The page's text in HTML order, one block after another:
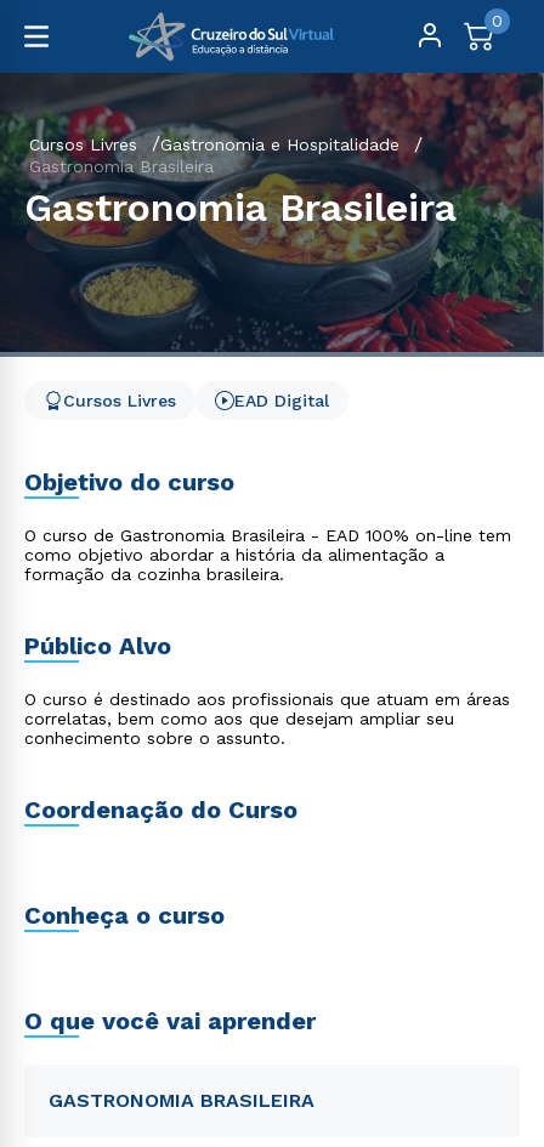
0
Cursos Livres
Gastronomia e Hospitalidade
Gastronomia Brasileira
Gastronomia Brasileira
Cursos Livres EAD Digital
Objetivo do curso
O curso de Gastronomia Brasileira - EAD 100% on-line tem
como objetivo abordar a história da alimentação a
formação da cozinha brasileira.
Público Alvo
O curso é destinado aos profissionais que atuam em áreas
correlatas, bem como aos que desejam ampliar seu
conhecimento sobre o assunto.
Coordenação do Curso
Conheça o curso
O que você vai aprender
GASTRONOMIA BRASILEIRA